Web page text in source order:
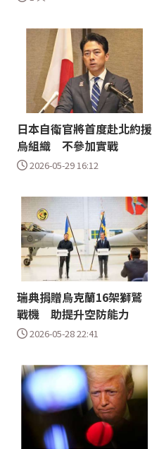
日本自衛官將首度赴北約援
烏組織 不參加實戰
2026-05-29 16:12
瑞典捐贈烏克蘭16架獅鷲
戰機 助提升空防能力
2026-05-28 22:41